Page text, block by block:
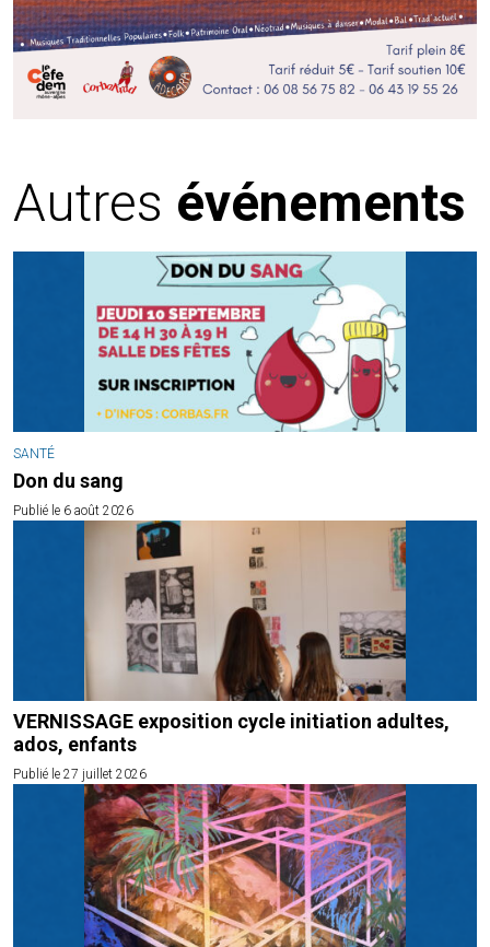
Autres événements
SANTÉ
Don du sang
Publié le 6 août 2026
VERNISSAGE exposition cycle initiation adultes,
ados, enfants
Publié le 27 juillet 2026